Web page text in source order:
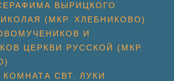
ВЫРИЦКОГО
(МКР. ХЛЕБНИКОВО)
И
ЦЕРКВИ РУССКОЙ (МКР.
СВТ. ЛУКИ